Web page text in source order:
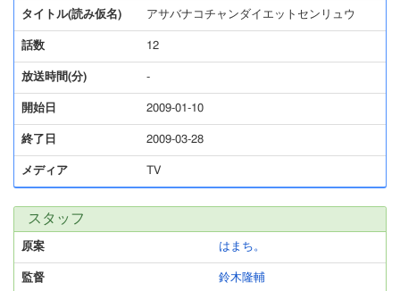
タイトル(読み仮名) アサバナコチャンダイエットセンリュウ
話数 12
放送時間(分) -
開始日 2009-01-10
終了日 2009-03-28
メディア TV
スタッフ
原案 はまち。
監督 鈴木隆輔